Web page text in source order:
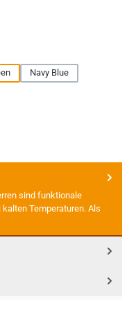
Navy Blue
sind funktionale
Temperaturen. Als